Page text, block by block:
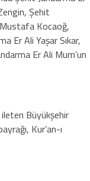
Şehit
Kocaoğ,
Er Ali Yaşar Sıkar,
Er Ali Mum’un
ileten Büyükşehir
Kur’an-ı